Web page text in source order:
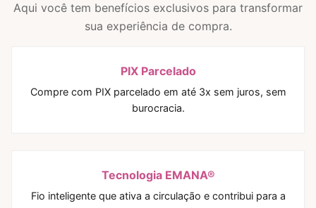
Aqui você tem benefícios exclusivos para transformar
sua experiência de compra.
PIX Parcelado
Compre com PIX parcelado em até 3x sem juros, sem
burocracia.
Tecnologia EMANA®
Fio inteligente que ativa a circulação e contribui para a